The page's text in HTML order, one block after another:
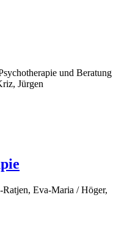
und Beratung
Jürgen
Eva-Maria / Höger,